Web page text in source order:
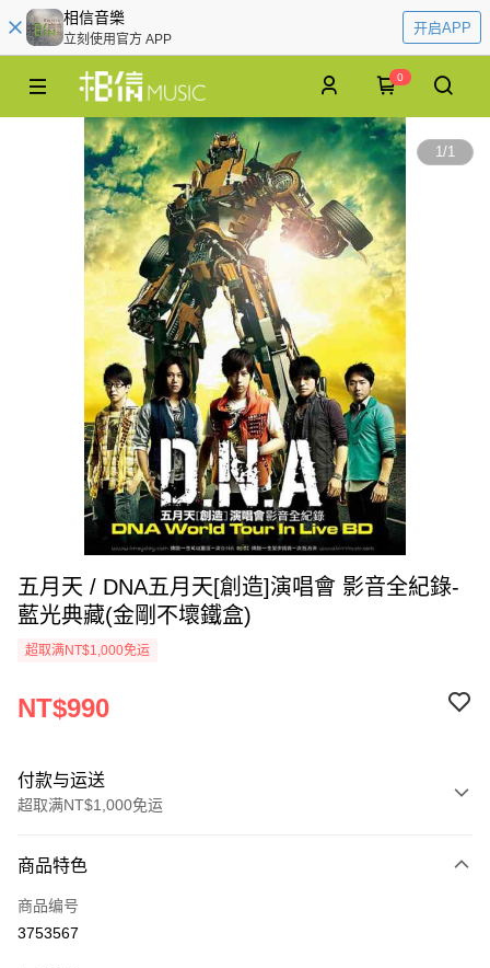
相信音樂
立刻使用官方 APP
开启APP
0
1/1
五月天 / DNA五月天[創造]演唱會 影音全紀錄-
藍光典藏(金剛不壞鐵盒)
超取满NT$1,000免运
NT$990
付款与运送
超取满NT$1,000免运
信用卡一次付款
超商取货付款
商品特色
商品编号
3753567